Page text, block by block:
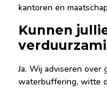
kantoren en
Kunnen
Ja. Wij adviseren over
waterbuffering, witte